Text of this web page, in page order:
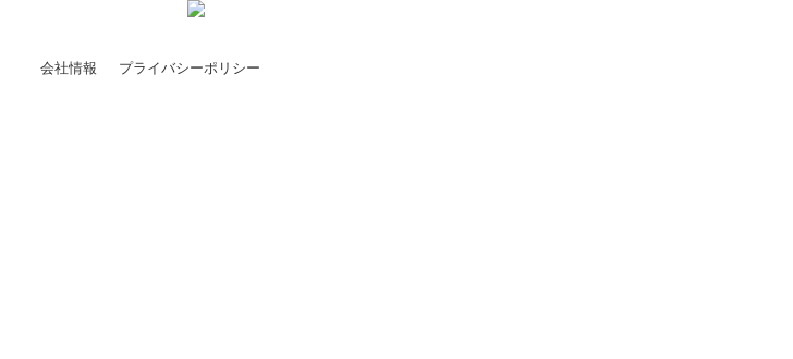
会社情報 プライバシーポリシー